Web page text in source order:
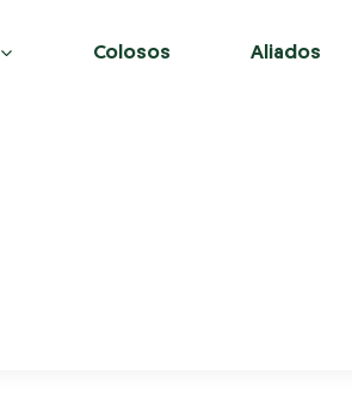
Colosos Aliados